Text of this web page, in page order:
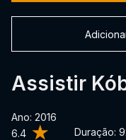
6.4 Duração:
Assistir
Ano: 2016